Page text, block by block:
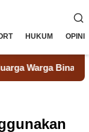
HUKUM OPINI
Donor